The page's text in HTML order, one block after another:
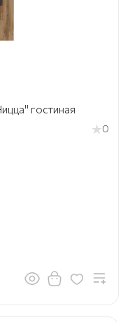
гостиная
0